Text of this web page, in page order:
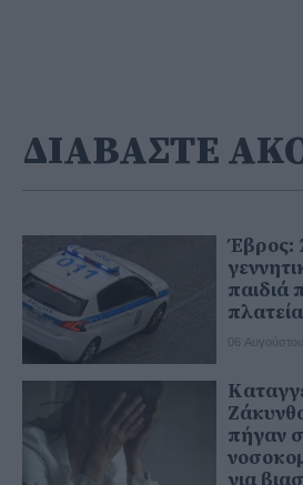
ΔΙΑΒΑΣΤΕ
Έβρος:
παιδιά
06
πήγαν
για